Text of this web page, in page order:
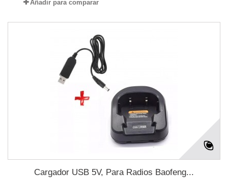
Añadir para comparar
Cargador USB 5V, Para Radios Baofeng...